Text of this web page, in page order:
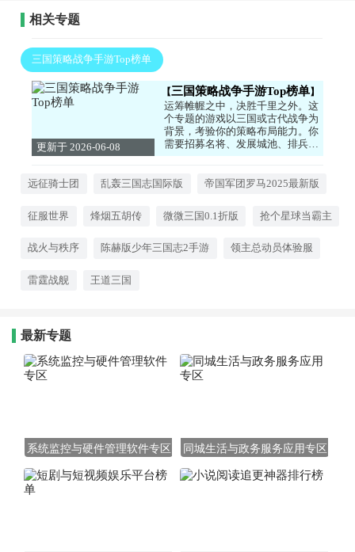
相关专题
三国策略战争手游Top榜单
更新于 2026-06-08
三国策略战争手游Top榜单
运筹帷幄之中，决胜千里之外。这
个专题的游戏以三国或古代战争为
背景，考验你的策略布局能力。你
需要招募名将、发展城池、排兵布
阵，在战场上与敌人斗智斗勇。无
放置策略玩法，这里都有适合你的
远征骑士团 乱轰三国志国际版 帝国军团罗马2025最新版
征服世界 烽烟五胡传 微微三国0.1折版 抢个星球当霸主
战火与秩序 陈赫版少年三国志2手游 领主总动员体验服
雷霆战舰 王道三国
最新专题
系统监控与硬件管理软件专区 同城生活与政务服务应用专区